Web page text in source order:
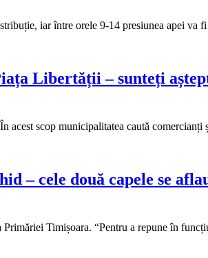
iar între orele 9-14 presiunea apei va
Libertății – sunteți
acest scop municipalitatea caută
– cele două capele se
Timișoara. “Pentru a repune în